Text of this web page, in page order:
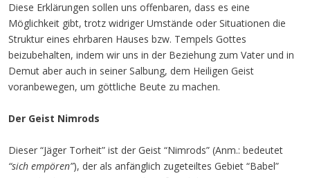
Diese Erklärungen sollen uns offenbaren, dass es eine
Möglichkeit gibt, trotz widriger Umstände oder Situationen die
Struktur eines ehrbaren Hauses bzw. Tempels Gottes
beizubehalten, indem wir uns in der Beziehung zum Vater und in
Demut aber auch in seiner Salbung, dem Heiligen Geist
voranbewegen, um göttliche Beute zu machen.
Der Geist Nimrods
Dieser “Jäger Torheit” ist der Geist “Nimrods” (Anm.: bedeutet
“sich empören”), der als anfänglich zugeteiltes Gebiet “Babel”